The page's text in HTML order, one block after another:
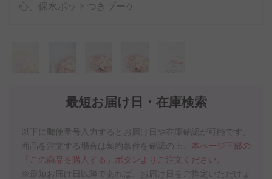
最短お届け日・在庫検索
以下に郵便番号入力するとお届け日や在庫確認が可能です。
商品を注文する場合は契約条件を確認の上、 本ページ下部の
「この商品を購入する」ボタンよりご注文ください。
※最短お届け日以降であれば、お届け日をご指定いただけま
心、保水ポットつきブーケ